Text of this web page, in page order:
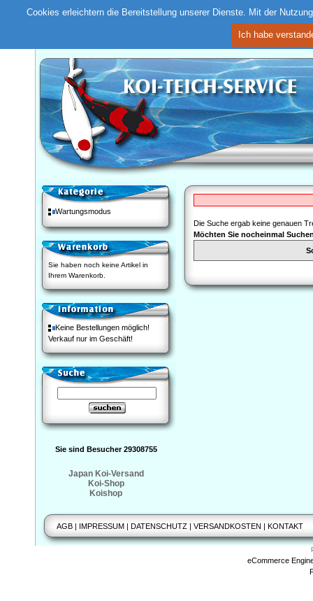
Cookies erleichtern die Bereitstellung unserer Dienste. Mit der
Ich habe
Wartungsmodus
Sie haben noch keine Artikel in
Ihrem Warenkorb.
Keine Bestellungen möglich!
Verkauf nur im Geschäft!
Sie sind Besucher 29308755
Japan Koi-Versand
Koi-Shop
Koishop
Die Suche ergab keine genauen
Möchten Sie nocheinmal
AGB | IMPRESSUM | DATENSCHUTZ | VERSANDKOSTEN | KONTAKT
eCommerce